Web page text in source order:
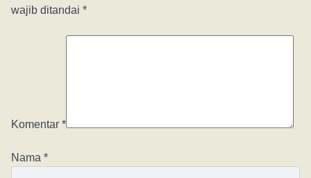
wajib ditandai *
Komentar *
Nama *